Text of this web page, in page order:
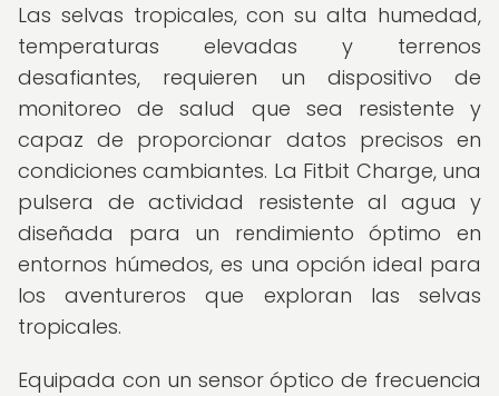
Las selvas tropicales, con su alta humedad,
temperaturas elevadas y terrenos
desafiantes, requieren un dispositivo de
monitoreo de salud que sea resistente y
capaz de proporcionar datos precisos en
condiciones cambiantes. La Fitbit Charge, una
pulsera de actividad resistente al agua y
diseñada para un rendimiento óptimo en
entornos húmedos, es una opción ideal para
los aventureros que exploran las selvas
tropicales.
Equipada con un sensor óptico de frecuencia